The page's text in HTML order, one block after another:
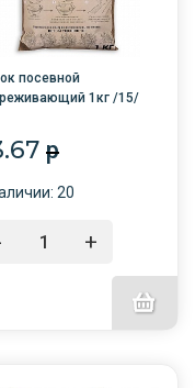
посевной
1кг /15/
p
20
+